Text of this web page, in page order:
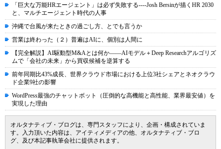
「巨大な万能HRエージェント」は必ず失敗する----Josh Bersinが描くHR 2030
と、マルチエージェント時代の人事
沖縄で台風が来たときの過ごし方、とでも言うか
営業は終わった（２）普遍はAIに、個別は人間に
【完全解説】AI駆動型M&Aとは何か――AIモデル＋Deep Researchアルゴリズ
ムで「会社の未来」から買収候補を逆算する
前年同期比43%成長、世界クラウド市場における上位3社シェアとネオクラウ
ド企業9社の影響
WordPress最強のチャットボット（圧倒的な高機能と高性能、業界最安値）を
実現した理由
オルタナティブ・ブログは、専門スタッフにより、企画・構成されていま
す。入力頂いた内容は、アイティメディアの他、オルタナティブ・ブロ
グ、及び本記事執筆会社に提供されます。